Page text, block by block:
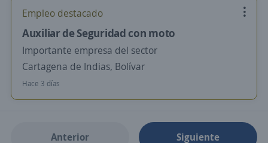
Empleo destacado
Auxiliar de Seguridad con moto
Importante empresa del sector
Cartagena de Indias, Bolívar
Hace 3 días
Anterior Siguiente